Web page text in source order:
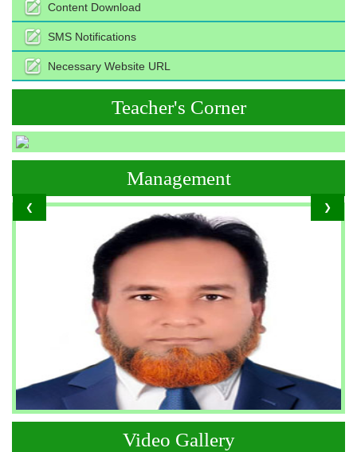
Content Download
SMS Notifications
Necessary Website URL
Teacher's Corner
❮ ❯
Management
Video Gallery